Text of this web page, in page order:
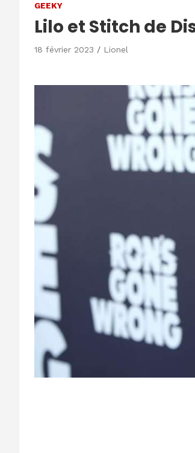
GEEKY
Lilo et Stitch de
18 février 2023 Lionel